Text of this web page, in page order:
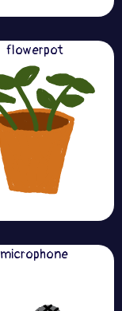
flowerpot
microphone